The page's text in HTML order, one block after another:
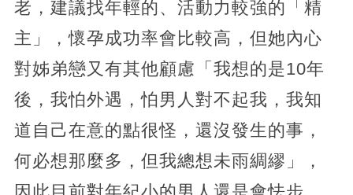
老，建議找年輕的、活動力較強的「精
主」，懷孕成功率會比較高，但她內心
對姊弟戀又有其他顧慮「我想的是10年
後，我怕外遇，怕男人對不起我，我知
道自己在意的點很怪，還沒發生的事，
何必想那麼多，但我總想未雨綢繆」，